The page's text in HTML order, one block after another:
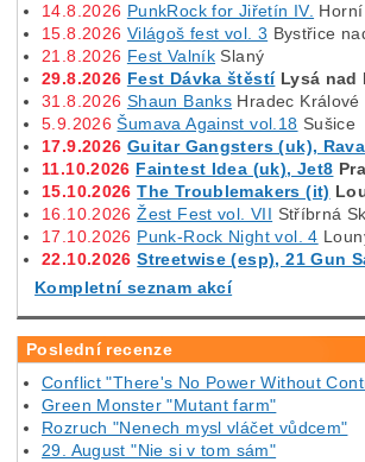
14.8.2026 PunkRock for Jiřetín IV.
15.8.2026 Világoš fest vol. 3 Bystřice
21.8.2026 Fest Valník Slaný
29.8.2026 Fest Dávka štěstíLysá nad
31.8.2026 Shaun Banks Hradec Králové
5.9.2026 Šumava Against vol.18 Sušice
17.9.2026 Guitar Gangsters (uk),
11.10.2026 Faintest Idea (uk), Jet8
15.10.2026 The Troublemakers (it)
16.10.2026 Žest Fest vol. VII Stříbrná
17.10.2026 Punk-Rock Night vol. 4
22.10.2026 Streetwise (esp), 21 Gun
Kompletní seznam akcí
Poslední recenze
Conflict "There's No Power Without
Green Monster "Mutant farm"
Rozruch "Nenech mysl vláčet vůdcem"
29. August "Nie si v tom sám"